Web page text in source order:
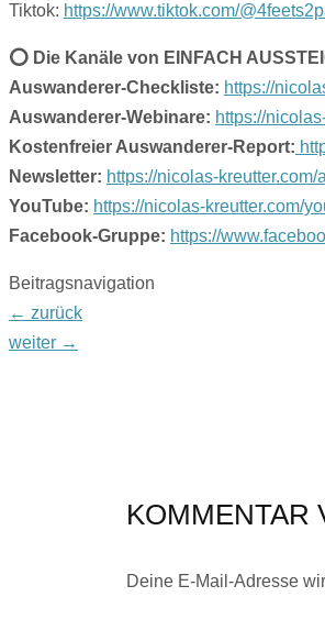
Tiktok: https://www.tiktok.com/
⭕️ Die Kanäle von EINFACH
Auswanderer-Checkliste: https://
Auswanderer-Webinare: https://
Kostenfreier Auswanderer-Report:
Newsletter: https://nicolas-
YouTube: https://nicolas-kreutter.com/
Facebook-Gruppe: https://
Beitragsnavigation
← zurück
weiter →
KOMMENTAR
Deine E-Mail-Adresse